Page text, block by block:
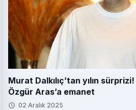
Murat Dalkılıç’tan yılın
Özgür Aras’a emanet
02 Aralık 2025